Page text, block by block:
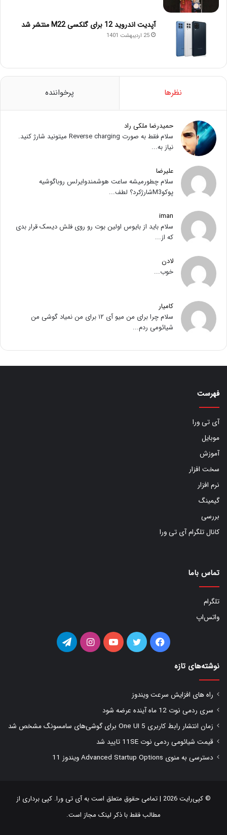
آپدیت اندروید 12 برای گلکسی M22 منتشر شد
25 اردیبهشت 1401
نظرها پرخواننده
حمیدرضا ملکی راد
سلام فقط به صورت Reverse charging میتونید شارژ کنید.
نیاز به...
علیرضا
سلام چطورمیشه ساعت هوشمندوایرلس روباگوشیه
پوکوM3شارژکرد؟ لطف...
iman
سلام باید از بایوس اولین بوت رو روی فلش دیسک قرار بدی
که از...
لادن
خوب...
کامیار
سلام چرا برای من میو آی ۱۲ برای من نمیاد گوشی من
شیائومی ردم...
فهرست
آی تی ورا
موبایل
آموزش
سخت افزار
نرم افزار
گیمینگ
بررسی
کانال تلگرام آی تی ورا
تماس باما
تلگرام
واتس‌اپ
فیس توییتر یوتیوب اینستاگرامتلگرام
نوشته‌های تازه
راه های افزایش سرعت ویندوز
سری ردمی نوت 12 ماه آینده عرضه شود
زمان انتشار رابط کاربری One UI 5 برای گوشی‌های سامسونگ مشخص شد
قیمت شیائومی ردمی نوت 11SE تایید شد
دسترسی به منوی Advanced Startup Options ویندوز 11
© کپی‌رایت 2026 | تمامی حقوق متعلق است به آی تی ورا. کپی برداری از
مطالب فقط با ذکر لینک مجاز است.